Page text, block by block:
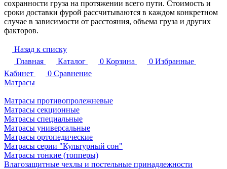
сохранности груза на протяжении всего пути. Стоимость и
сроки доставки фурой рассчитываются в каждом конкретном
случае в зависимости от расстояния, объема груза и других
факторов.
Назад к списку
Главная
Каталог 0 Корзина 0 Избранные
Кабинет
0 Сравнение
Матрасы
Матрасы противопролежневые
Матрасы секционные
Матрасы специальные
Матрасы универсальные
Матрасы ортопедические
Матрасы серии "Культурный сон"
Матрасы тонкие (топперы)
Влагозащитные чехлы и постельные принадлежности